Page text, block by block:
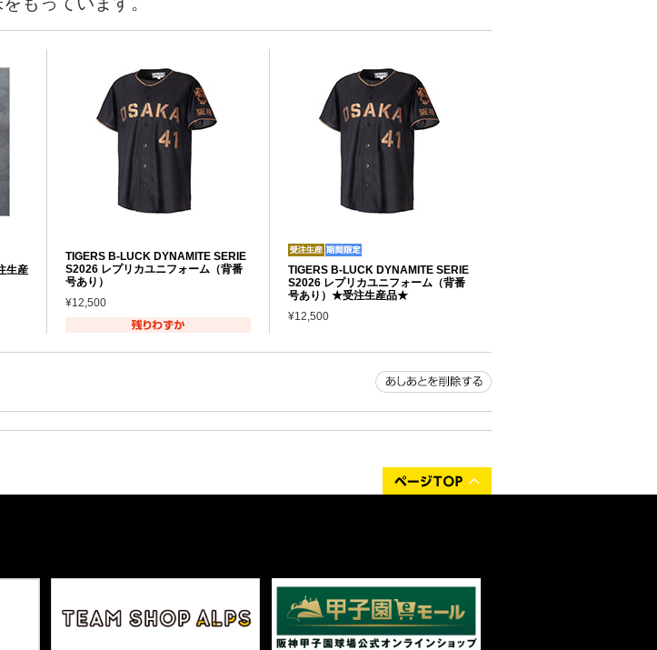
生産
TIGERS B-LUCK DYNAMITE SERIE
S2026 レプリカユニフォーム（背番
号あり）
¥12,500
TIGERS B-LUCK DYNAMITE SERIE
S2026 レプリカユニフォーム（背番
号あり）★受注生産品★
¥12,500